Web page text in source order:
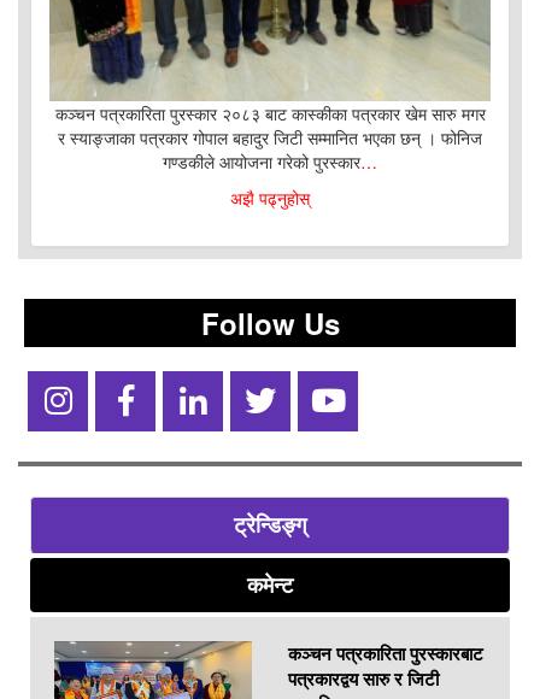
कञ्चन पत्रकारिता पुरस्कार २०८३ बाट कास्कीका पत्रकार खेम सारु मगर
र स्याङ्जाका पत्रकार गोपाल बहादुर जिटी सम्मानित भएका छन् । फोनिज
गण्डकीले आयोजना गरेको पुरस्कार…
अझै पढ्नुहोस्
Follow Us
ट्रेन्डिङ्ग्
कमेन्ट
कञ्चन पत्रकारिता पुरस्कारबाट
पत्रकारद्वय सारु र जिटी